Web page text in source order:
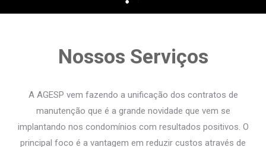
Nossos Serviços
A AGESP vem fazendo a unificação dos contratos de
manutenção que é a grande novidade que vem se
implantando nos condomínios com resultados positivos. O
principal foco é a vantagem em reduzir custos através de